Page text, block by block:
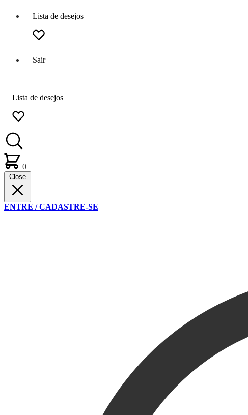
Lista de desejos
Sair
Lista de desejos
0
Close
ENTRE / CADASTRE-SE